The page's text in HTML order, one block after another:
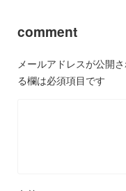
comment
メールアドレスが公開
る欄は必須項目です